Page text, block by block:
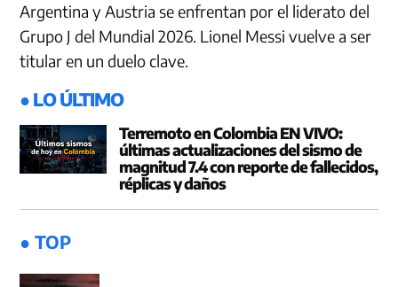
Argentina y Austria se enfrentan por el liderato del
Grupo J del Mundial 2026. Lionel Messi vuelve a ser
titular en un duelo clave.
● LO ÚLTIMO
Terremoto en Colombia EN VIVO:
últimas actualizaciones del sismo de
magnitud 7.4 con reporte de fallecidos,
réplicas y daños
● TOP